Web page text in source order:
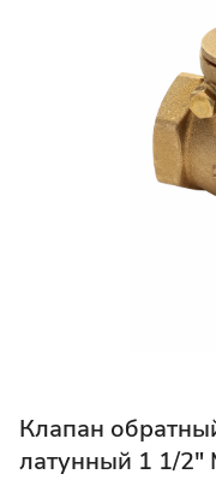
Клапан
латунный 1 1/2"